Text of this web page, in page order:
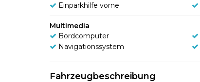
Einparkhilfe vorne
Multimedia
Bordcomputer
Navigationssystem
Fahrzeugbeschreibung